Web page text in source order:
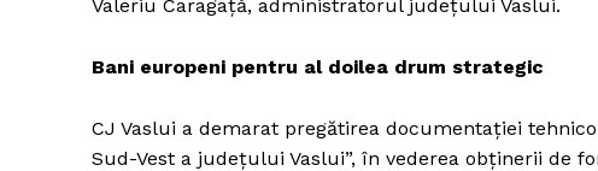
Valeriu Caragață, administratorul județului Vaslui.
Bani europeni pentru al doilea drum strategic
CJ Vaslui a demarat pregătirea documentației
Sud-Vest a județului Vaslui”, în vederea obținerii de